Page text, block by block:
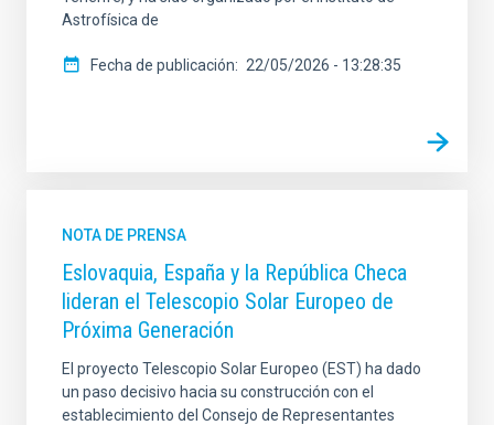
Astrofísica de
Fecha de publicación 22/05/2026 - 13:28:35
NOTA DE PRENSA
Eslovaquia, España y la República Checa
lideran el Telescopio Solar Europeo de
Próxima Generación
El proyecto Telescopio Solar Europeo (EST) ha dado
un paso decisivo hacia su construcción con el
establecimiento del Consejo de Representantes